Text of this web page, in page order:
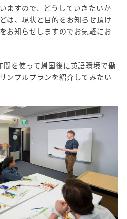
ますので、どうしていきたいか
は、現状と目的をお知らせ頂け
お知らせしますのでお気軽にお
を使って帰国後に英語環境で働
ンプルプランを紹介してみたい